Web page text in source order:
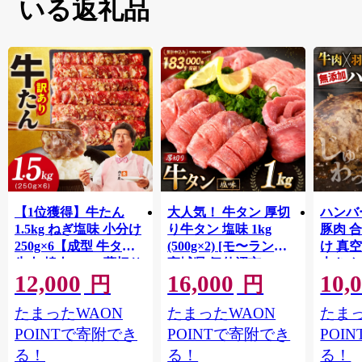
いる返礼品
【1位獲得】牛たん
1.5kg ねぎ塩味 小分け
250g×6【成型 牛タン
牛肉 焼肉 BBQ 薄切り
ぎゅうたん スライス
訳あり サイズ不揃
い】 G4721
12,000 円
たまったWAON
POINTで寄附でき
る！
大人気！ 牛タン 厚切
り牛タン 塩味 1kg
(500g×2) [モ〜ランド
宮城県 気仙沼市
20564660] 肉 牛肉 精肉
牛たん 牛タン塩 牛た
ん塩 冷凍 焼肉 BBQ ア
ウトドア バーベキュ
ー 厚切り タン
16,000 円
たまったWAON
POINTで寄附でき
る！
ハンバ
豚肉
け 真
大き
保存
淡路島
ポーク
き肉
ず 惣
たま
る！